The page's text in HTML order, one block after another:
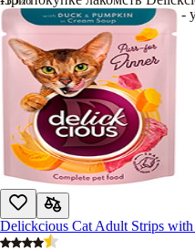
Flavored with Aloe для кошек -
подарок!
Delickcious Cat Adult Strips